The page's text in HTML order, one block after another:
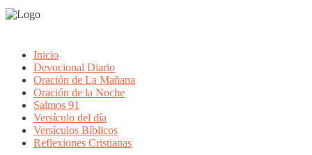
Inicio
Devocional Diario
Oración de La Mañana
Oración de la Noche
Salmos 91
Versículo del día
Versículos Bíblicos
Reflexiones Cristianas